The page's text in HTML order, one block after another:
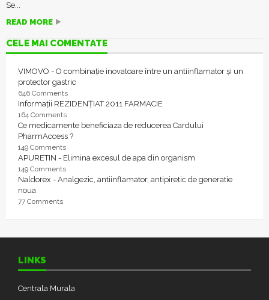
Se...
READ MORE
CELE MAI COMENTATE
VIMOVO - O combinație inovatoare între un antiinflamator și un
protector gastric
646 Comments
Informații REZIDENȚIAT 2011 FARMACIE
164 Comments
Ce medicamente beneficiaza de reducerea Cardului
PharmAccess ?
149 Comments
APURETIN - Elimina excesul de apa din organism
149 Comments
Naldorex - Analgezic, antiinflamator, antipiretic de generatie
noua
77 Comments
LINKS
Centrala Murala